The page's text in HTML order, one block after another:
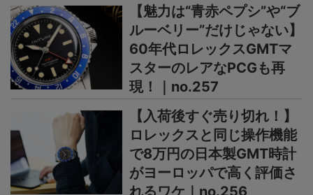
【魅力は“青赤ペプシ”や“ブ
ルーベリー”だけじゃない】
60年代ロレックスGMTマ
スターのレアなPCGも再
現！｜no.257
【入荷後すぐ売り切れ！】
ロレックスと同じ操作機能
で8万円の日本製GMT時計
がヨーロッパで高く評価さ
れるワケ｜no.256